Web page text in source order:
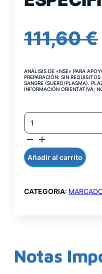
111,60€
ANÁLISIS DE «NSE» PARA
PREPARACIÓN: SIN
SANGRE (SUERO/PLASMA).
INFORMACIÓN ORIENTATIVA;
ENOLASA
NEURONAL
ESPECIFICA
SUERO
CANTIDAD
Añadir al carrito
CATEGORIA:
Notas